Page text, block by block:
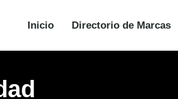
Inicio Directorio de Marcas